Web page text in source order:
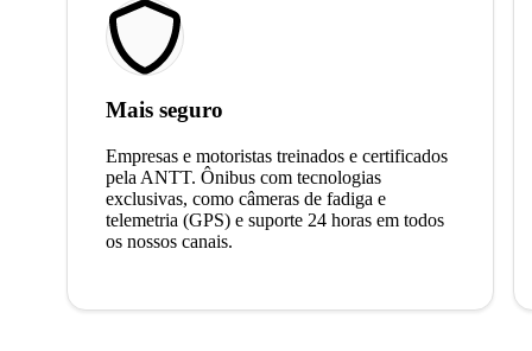
Mais seguro
Empresas e motoristas treinados e certificados
pela ANTT. Ônibus com tecnologias
exclusivas, como câmeras de fadiga e
telemetria (GPS) e suporte 24 horas em todos
os nossos canais.